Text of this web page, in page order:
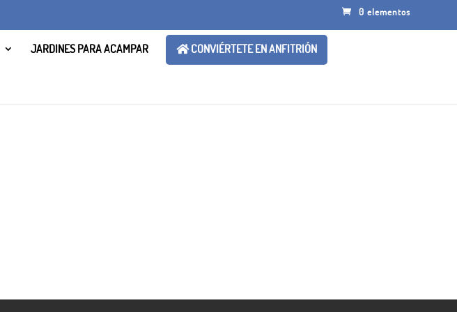
0 elementos
JARDINES PARA ACAMPAR CONVIÉRTETE EN ANFITRIÓN